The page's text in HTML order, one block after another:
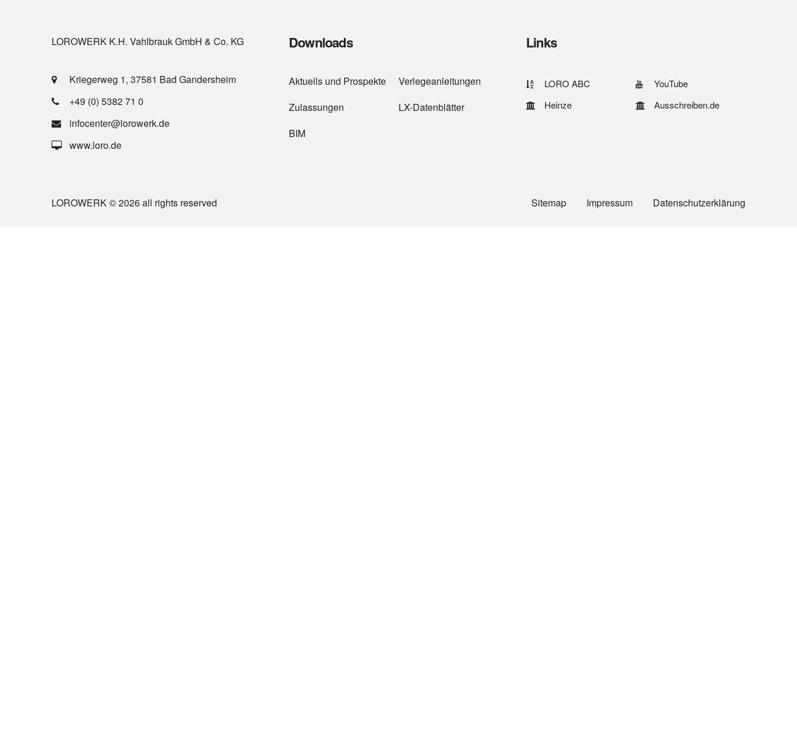
LOROWERK K.H. Vahlbrauk GmbH & Co. KG
Kriegerweg 1, 37581 Bad Gandersheim
+49 (0) 5382 71 0
infocenter@lorowerk.de
www.loro.de
Downloads
Aktuells und Prospekte
Verlegeanleitungen
Zulassungen
LX-Datenblätter
BIM
Links
LORO ABC
YouTube
Heinze
Ausschreiben.de
LOROWERK © 2026 all rights reserved Sitemap Impressum Datenschutzerklärung